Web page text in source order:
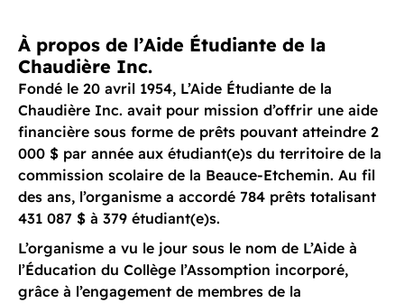
À propos de l’Aide Étudiante de la
Chaudière Inc.
Fondé le 20 avril 1954, L’Aide Étudiante de la
Chaudière Inc. avait pour mission d’offrir une aide
financière sous forme de prêts pouvant atteindre 2
000 $ par année aux étudiant(e)s du territoire de la
commission scolaire de la Beauce-Etchemin. Au fil
des ans, l’organisme a accordé 784 prêts totalisant
431 087 $ à 379 étudiant(e)s.
L’organisme a vu le jour sous le nom de L’Aide à
l’Éducation du Collège l’Assomption incorporé,
grâce à l’engagement de membres de la